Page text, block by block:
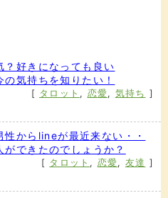
？好きになっても良い
気持ちを知りたい！
[ タロット , 恋愛, 気持ち ]
性からlineが最近来ない・・
ができたのでしょうか？
[ タロット , 恋愛, 友達 ]